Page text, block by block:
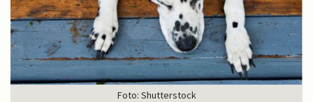
Foto: Shutterstock